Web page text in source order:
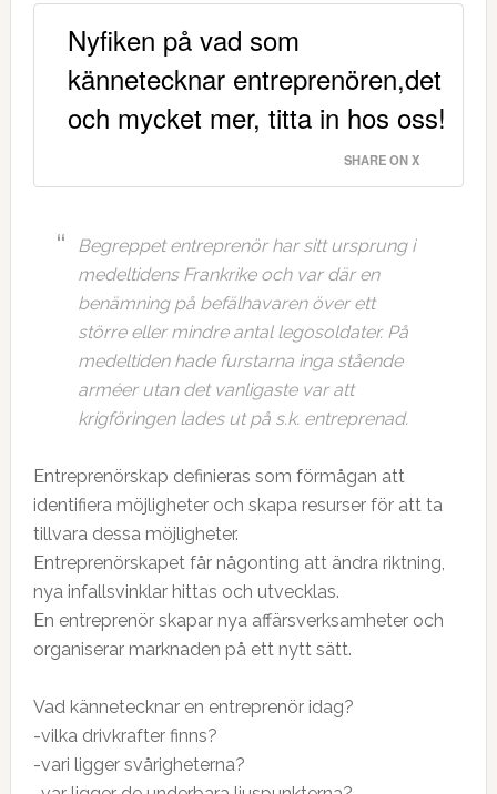
Nyfiken på vad som
kännetecknar entreprenören,det
och mycket mer, titta in hos oss!
SHARE ON X
Begreppet entreprenör har sitt ursprung i
medeltidens Frankrike och var där en
benämning på befälhavaren över ett
större eller mindre antal legosoldater. På
medeltiden hade furstarna inga stående
arméer utan det vanligaste var att
krigföringen lades ut på s.k. entreprenad.
Entreprenörskap definieras som förmågan att
identifiera möjligheter och skapa resurser för att ta
tillvara dessa möjligheter.
Entreprenörskapet får någonting att ändra riktning,
nya infallsvinklar hittas och utvecklas.
En entreprenör skapar nya affärsverksamheter och
organiserar marknaden på ett nytt sätt.
Vad kännetecknar en entreprenör idag?
-vilka drivkrafter finns?
-vari ligger svårigheterna?